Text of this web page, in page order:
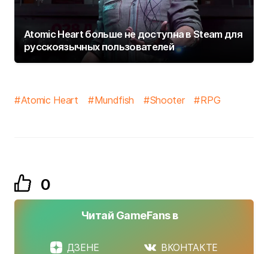
Atomic Heart больше не доступна в Steam для
русскоязычных пользователей
Atomic Heart Mundfish Shooter RPG
0
Читай GameFans в
ДЗЕНЕ ВКОНТАКТЕ